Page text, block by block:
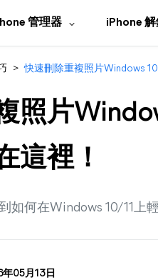
管理器 iPhone
> 快速刪除重複照片Windows
照片
這裡！
如何在Windows 10/11上
05月13日